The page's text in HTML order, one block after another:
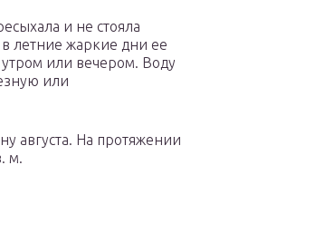
и не стояла
летние жаркие дни ее
или вечером. Воду
или
августа. На протяжении
м.